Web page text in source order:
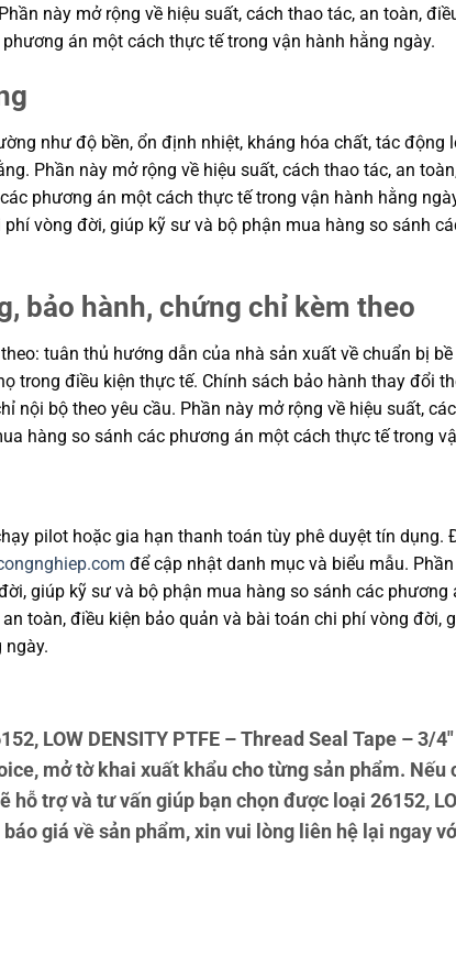
này mở rộng về hiệu suất, cách thao tác, an toàn,
án một cách thực tế trong vận hành hằng ngày.
như độ bền, ổn định nhiệt, kháng hóa chất, tác động
Phần này mở rộng về hiệu suất, cách thao tác, an
phương án một cách thực tế trong vận hành hằng
vòng đời, giúp kỹ sư và bộ phận mua hàng so sánh
bảo hành, chứng chỉ kèm theo
tuân thủ hướng dẫn của nhà sản xuất về chuẩn bị
trong điều kiện thực tế. Chính sách bảo hành thay đổi
bộ theo yêu cầu. Phần này mở rộng về hiệu suất,
hàng so sánh các phương án một cách thực tế trong
pilot hoặc gia hạn thanh toán tùy phê duyệt tín dụng.
để cập nhật danh mục và biểu mẫu.
giúp kỹ sư và bộ phận mua hàng so sánh các
toàn, điều kiện bảo quản và bài toán chi phí vòng đời,
ngày.
LOW DENSITY PTFE – Thread Seal Tape – 3/
mở tờ khai xuất khẩu cho từng sản phẩm. Nếu
trợ và tư vấn giúp bạn chọn được loại 26152,
giá về sản phẩm, xin vui lòng liên hệ lại ngay